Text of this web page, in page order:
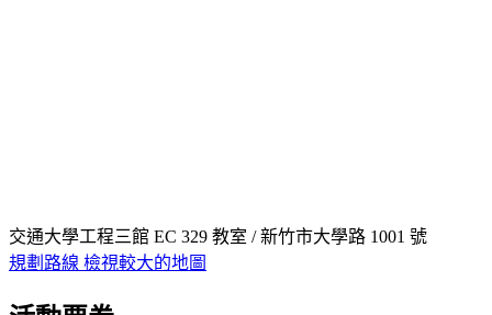
交通大學工程三館 EC 329 教室 / 新竹市大學路 1001 號
規劃路線 檢視較大的地圖